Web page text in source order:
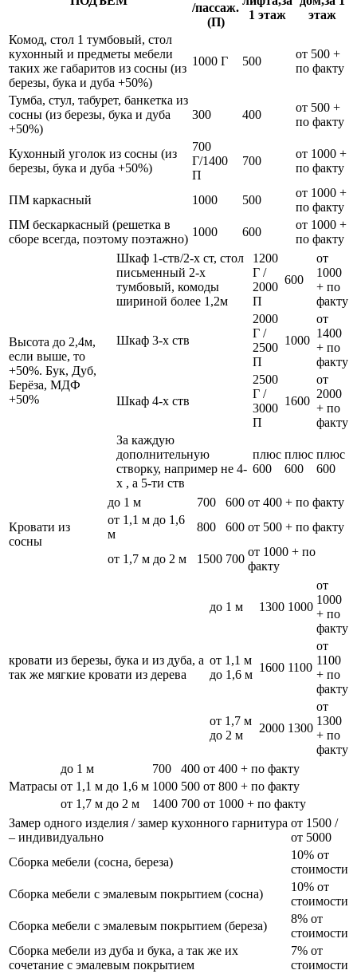
/пассаж.
(П)
1 этаж
этаж
Комод, стол 1 тумбовый, стол
кухонный и предметы мебели
таких же габаритов из сосны (из
березы, бука и дуба +50%)
1000 Г 500
от 500 +
по факту
Тумба, стул, табурет, банкетка из
сосны (из березы, бука и дуба
+50%)
300 400
от 500 +
по факту
Кухонный уголок из сосны (из
березы, бука и дуба +50%)
700
Г/1400
П
700
от 1000 +
по факту
ПМ каркасный 1000 500
от 1000 +
по факту
ПМ бескаркасный (решетка в
сборе всегда, поэтому поэтажно)
1000 600
от 1000 +
по факту
Высота до 2,4м,
если выше, то
+50%. Бук, Дуб,
Берёза, МДФ
+50%
Шкаф 1-ств/2-х ст, стол
письменный 2-х
тумбовый, комоды
шириной более 1,2м
1200
Г /
2000
П
600
от
1000
+ по
факту
Шкаф 3-х ств
2000
Г /
2500
П
1000
от
1400
+ по
факту
Шкаф 4-х ств
2500
Г /
3000
П
1600
от
2000
+ по
факту
За каждую
дополнительную
створку, например не 4-
х , а 5-ти ств
плюс
600
плюс
600
плюс
600
Кровати из
сосны
до 1 м 700 600 от 400 + по факту
от 1,1 м до 1,6
м
800 600 от 500 + по факту
от 1,7 м до 2 м 1500 700
от 1000 + по
факту
кровати из березы, бука и из дуба, а
так же мягкие кровати из дерева
до 1 м 1300 1000
от
1000
+ по
факту
от 1,1 м
до 1,6 м
1600 1100
от
1100
+ по
факту
от 1,7 м
до 2 м
2000 1300
от
1300
+ по
факту
Матрасы
до 1 м 700 400 от 400 + по факту
от 1,1 м до 1,6 м 1000 500 от 800 + по факту
от 1,7 м до 2 м
1400 700 от 1000 + по факту
Замер одного изделия / замер кухонного гарнитура
– индивидуально
от 1500 /
от 5000
Сборка мебели (сосна, береза)
10% от
стоимости
Сборка мебели с эмалевым покрытием (сосна)
10% от
стоимости
Сборка мебели с эмалевым покрытием (береза)
8% от
стоимости
Сборка мебели из дуба и бука, а так же их
сочетание с эмалевым покрытием
7% от
стоимости